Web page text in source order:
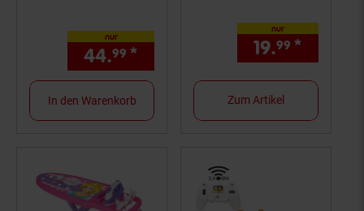
nur
44.99 * € Sternchen
In den Warenkorb
nur
19.99 *
Zum Artikel